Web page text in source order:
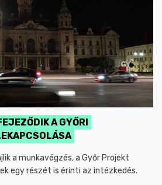
A GYŐRI
a munkavégzés, a Győr Projekt
egy részét is érinti az intézkedés.